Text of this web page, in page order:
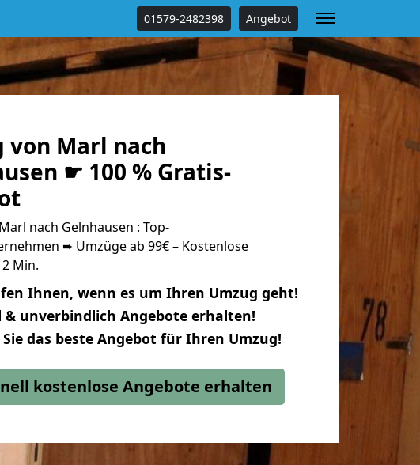
01579-2482398 Angebot
von Marl nach
☛ 100 % Gratis-
nach Gelnhausen : Top-
➨ Umzüge ab 99€ – Kostenlose
Min.
Ihnen, wenn es um Ihren Umzug geht!
& unverbindlich Angebote erhalten!
Sie das beste Angebot für Ihren Umzug!
kostenlose Angebote erhalten